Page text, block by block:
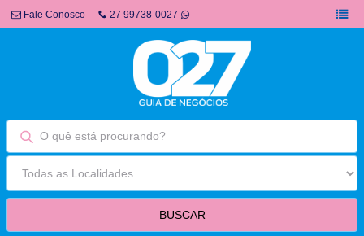
Fale Conosco 27 99738-0027